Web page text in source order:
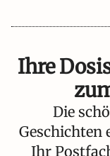
Ihre
Die
Geschichten
Ihr